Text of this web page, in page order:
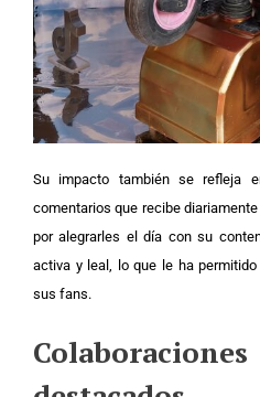
Su impacto también se refleja
comentarios que recibe
por alegrarles el día con su
activa y leal, lo que le ha
sus fans.